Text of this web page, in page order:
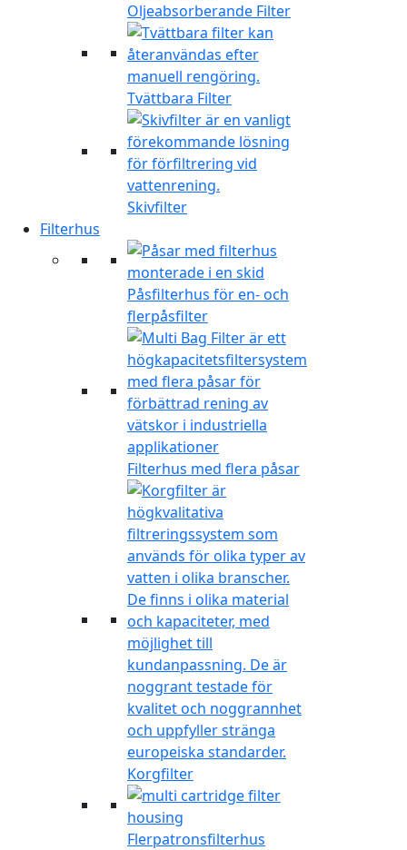
Oljeabsorberande Filter
Tvättbara Filter
Skivfilter
Filterhus
Påsfilterhus för en- och
flerpåsfilter
Filterhus med flera påsar
Korgfilter
Flerpatronsfilterhus